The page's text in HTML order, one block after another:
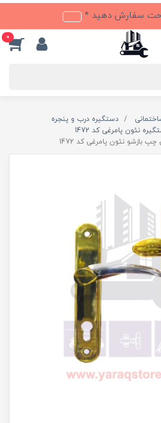
سفارش دهید *
0
دستگیره درب و پنجره
نئون پامرغی کد 1472
بازشو نئون پامرغی کد 1472